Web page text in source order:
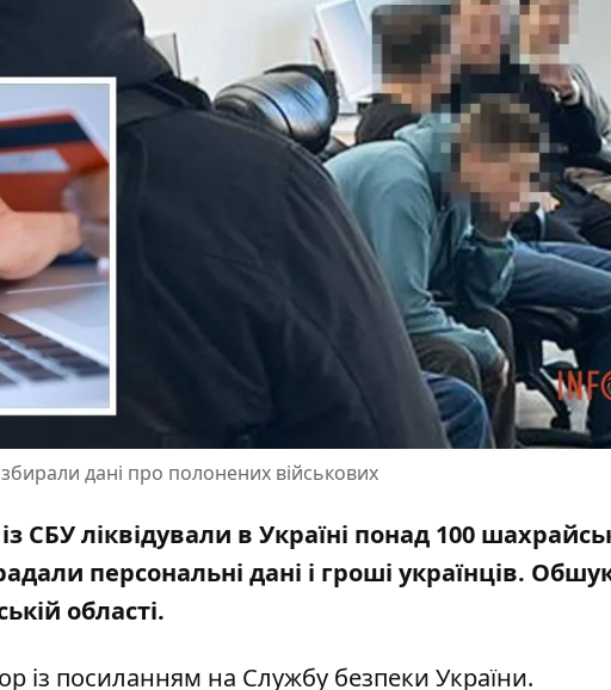
дані про полонених військових
СБУ ліквідували в Україні понад 100
персональні дані і гроші українців.
області.
із посиланням на Службу безпеки України.